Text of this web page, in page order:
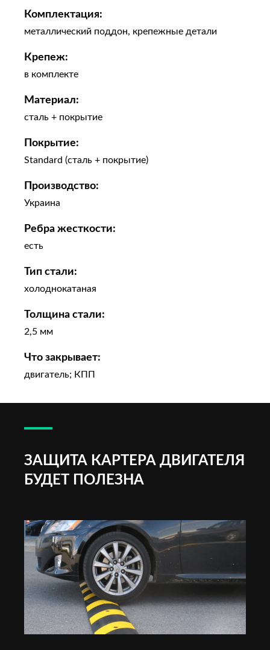
Комплектация:
металлический поддон, крепежные детали
Крепеж:
в комплекте
Материал:
сталь + покрытие
Покрытие:
Standard (сталь + покрытие)
Производство:
Украина
Ребра жесткости:
есть
Тип стали:
холоднокатаная
Толщина стали:
2,5 мм
Что закрывает:
двигатель; КПП
ЗАЩИТА КАРТЕРА ДВИГАТЕЛЯ
БУДЕТ ПОЛЕЗНА